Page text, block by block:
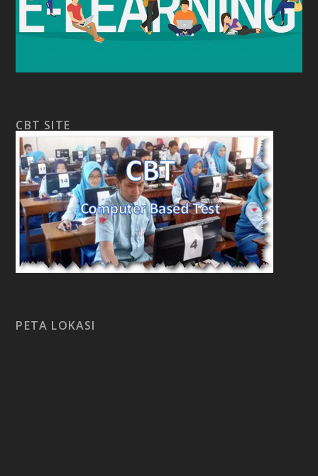
CBT SITE
PETA LOKASI